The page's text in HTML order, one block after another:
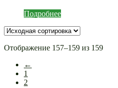
Подробнее
Отображение 157–159 из 159
←
1
2